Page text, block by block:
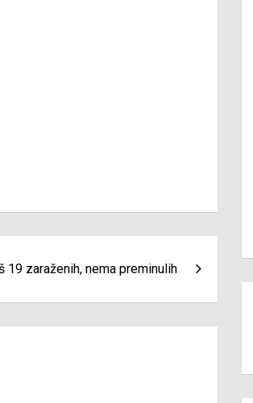
19 zaraženih, nema preminulih